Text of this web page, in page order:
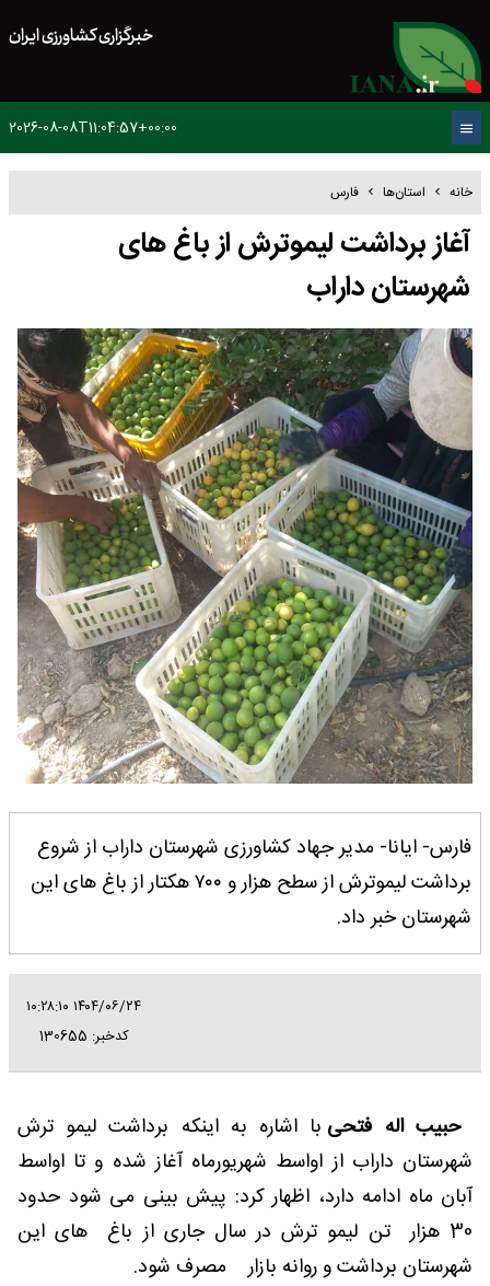
خبرگزاری کشاورزی ایران
2026-08-08T11:04:57+00:00
خانه استان‌ها فارس
آغاز برداشت لیموترش از باغ های
شهرستان داراب
فارس- ایانا- مدیر جهاد کشاورزی شهرستان داراب از شروع
برداشت لیموترش از سطح هزار و ۷۰۰ هکتار از باغ های این
شهرستان خبر داد.
۱۴۰۴/۰۶/۲۴ ۱۰:۲۸:۱۰
کدخبر: 130655
حبیب اله فتحی با اشاره به اینکه برداشت لیمو ترش
شهرستان داراب از اواسط شهریورماه آغاز شده و تا اواسط
آبان ماه ادامه دارد، اظهار کرد: پیش بینی می شود حدود
30 هزار تن لیمو ترش در سال جاری از باغ های این
شهرستان برداشت و روانه بازار مصرف شود.